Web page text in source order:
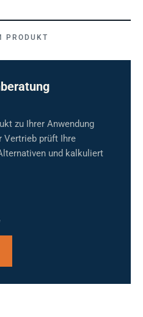
PRODUKT
zu Ihrer Anwendung
Vertrieb prüft Ihre
und kalkuliert